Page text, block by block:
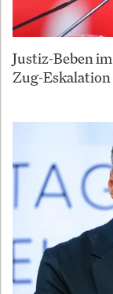
Justiz-Beben
Zug-